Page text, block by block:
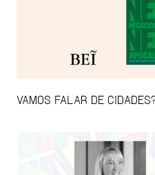
VAMOS FALAR DE